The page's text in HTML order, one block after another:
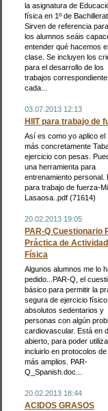
la asignatura de
física en 1º de
Sirven de referencia
los alumnos seáis
entender qué hacemos
clase. Se incluyen los
para el desarrollo de los
trabajos
cada...
03.07.2013 12:13
HIIT para trabajo de
Así es como yo aplico el
más concretamente
ejercicio con pesas.
una herramienta para
entrenamiento personal.
para trabajo de fuerza-
Lasaosa..pdf (71614)
20.02.2013 19:05
PAR-Q Cuestionario
Práctica de Actividad
Física
Algunos alumnos me lo
pedido...PAR-Q, el
básico para permitir la
segura de ejercicio
absolutos sedentarios y
personas con algún
cardiovascular. Está en
abierto, para poder
incluirlo en protocolos
más amplios. PAR-
Q_Spanish.doc...
20.02.2013 18:44
ACIDOS GRASOS